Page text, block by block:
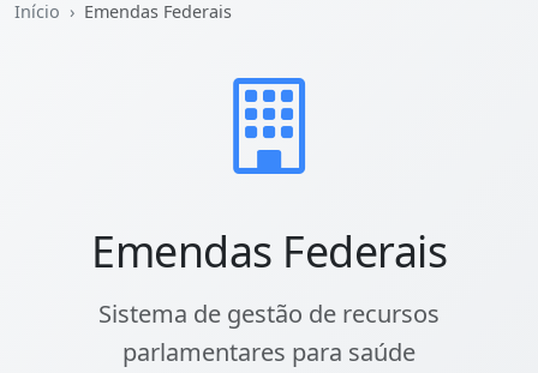
Início Emendas Federais
Emendas Federais
Sistema de gestão de recursos
parlamentares para saúde